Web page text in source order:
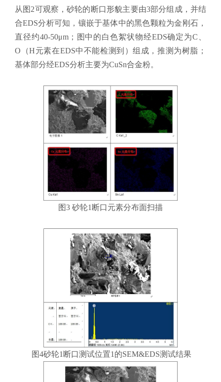
从图2可观察，砂轮的断口形貌主要由3部分组成，并结
合EDS分析可知，镶嵌于基体中的黑色颗粒为金刚石，
直径约40-50μm；图中的白色絮状物经EDS确定为C、
O（H元素在EDS中不能检测到）组成，推测为树脂；
基体部分经EDS分析主要为CuSn合金粉。
图3 砂轮1断口元素分布面扫描
图4砂轮1断口测试位置1的SEM&EDS测试结果